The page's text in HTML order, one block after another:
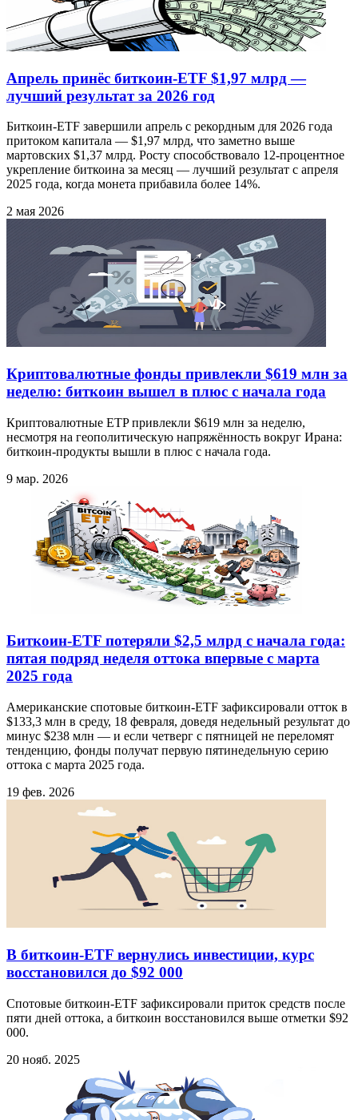
Апрель принёс биткоин-ETF $1,97 млрд —
лучший результат за 2026 год
Биткоин-ETF завершили апрель с рекордным для 2026 года
притоком капитала — $1,97 млрд, что заметно выше
мартовских $1,37 млрд. Росту способствовало 12-процентное
укрепление биткоина за месяц — лучший результат с апреля
2025 года, когда монета прибавила более 14%.
2 мая 2026
Криптовалютные фонды привлекли $619 млн за
неделю: биткоин вышел в плюс с начала года
Криптовалютные ETP привлекли $619 млн за неделю,
несмотря на геополитическую напряжённость вокруг Ирана:
биткоин-продукты вышли в плюс с начала года.
9 мар. 2026
Биткоин-ETF потеряли $2,5 млрд с начала года:
пятая подряд неделя оттока впервые с марта
2025 года
Американские спотовые биткоин-ETF зафиксировали отток в
$133,3 млн в среду, 18 февраля, доведя недельный результат до
минус $238 млн — и если четверг с пятницей не переломят
тенденцию, фонды получат первую пятинедельную серию
оттока с марта 2025 года.
19 фев. 2026
В биткоин-ETF вернулись инвестиции, курс
восстановился до $92 000
Спотовые биткоин-ETF зафиксировали приток средств после
пяти дней оттока, а биткоин восстановился выше отметки $92
000.
20 нояб. 2025